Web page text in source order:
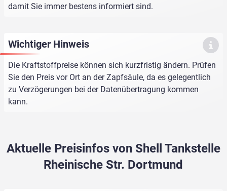
damit Sie immer bestens informiert sind.
Wichtiger Hinweis
Die Kraftstoffpreise können sich kurzfristig ändern. Prüfen
Sie den Preis vor Ort an der Zapfsäule, da es gelegentlich
zu Verzögerungen bei der Datenübertragung kommen
kann.
Aktuelle Preisinfos von Shell Tankstelle
Rheinische Str. Dortmund